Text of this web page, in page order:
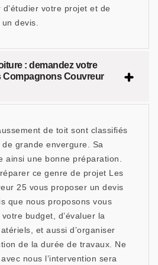
votre projet et de
devis.
: demandez votre
Compagnons Couvreur
de toit sont classifiés
grande envergure. Sa
ainsi une bonne préparation.
ce genre de projet Les
25 vous proposer un devis
que nous proposons vous
budget, d’évaluer la
et aussi d’organiser
de la durée de travaux. Ne
nous l’intervention sera